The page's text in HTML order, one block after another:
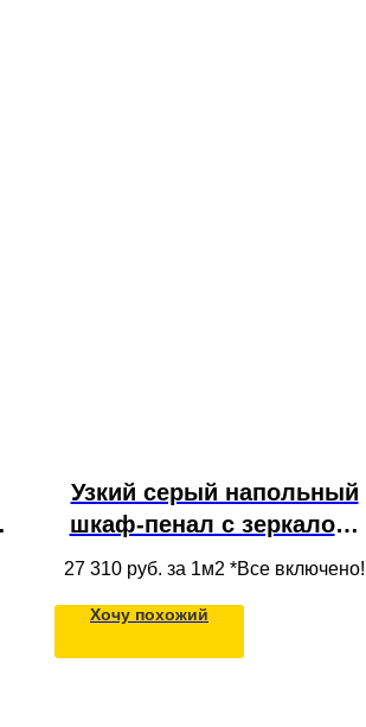
Узкий серый напольный
шкаф-пенал с зеркалом,
выдвижными ящиками и
ЛДСП
27 310 руб. за 1м2 *Все включено!
Хочу похожий